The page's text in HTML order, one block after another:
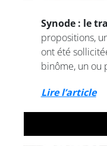
Synode : le
propositions,
ont été
binôme, un ou
Lire l’article